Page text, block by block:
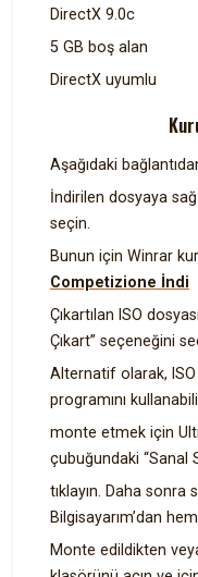
DirectX 9.0c
5 GB boş alan
DirectX uyumlu
Aşağıdaki
İndirilen dosyaya sağ
seçin.
Bunun için Winrar
Competizione İndi
Çıkartılan ISO
Çıkart” seçeneğini
Alternatif olarak, ISO
programını
monte etmek için
çubuğundaki “Sanal
tıklayın. Daha sonra
Bilgisayarım’dan
Monte edildikten